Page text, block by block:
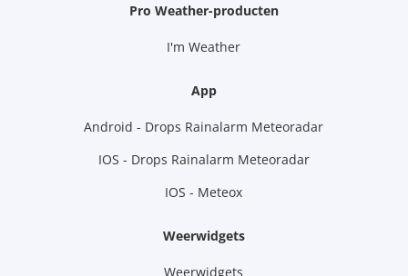
Pro Weather-producten
I'm Weather
App
Android - Drops Rainalarm Meteoradar
IOS - Drops Rainalarm Meteoradar
IOS - Meteox
Weerwidgets
Weerwidgets